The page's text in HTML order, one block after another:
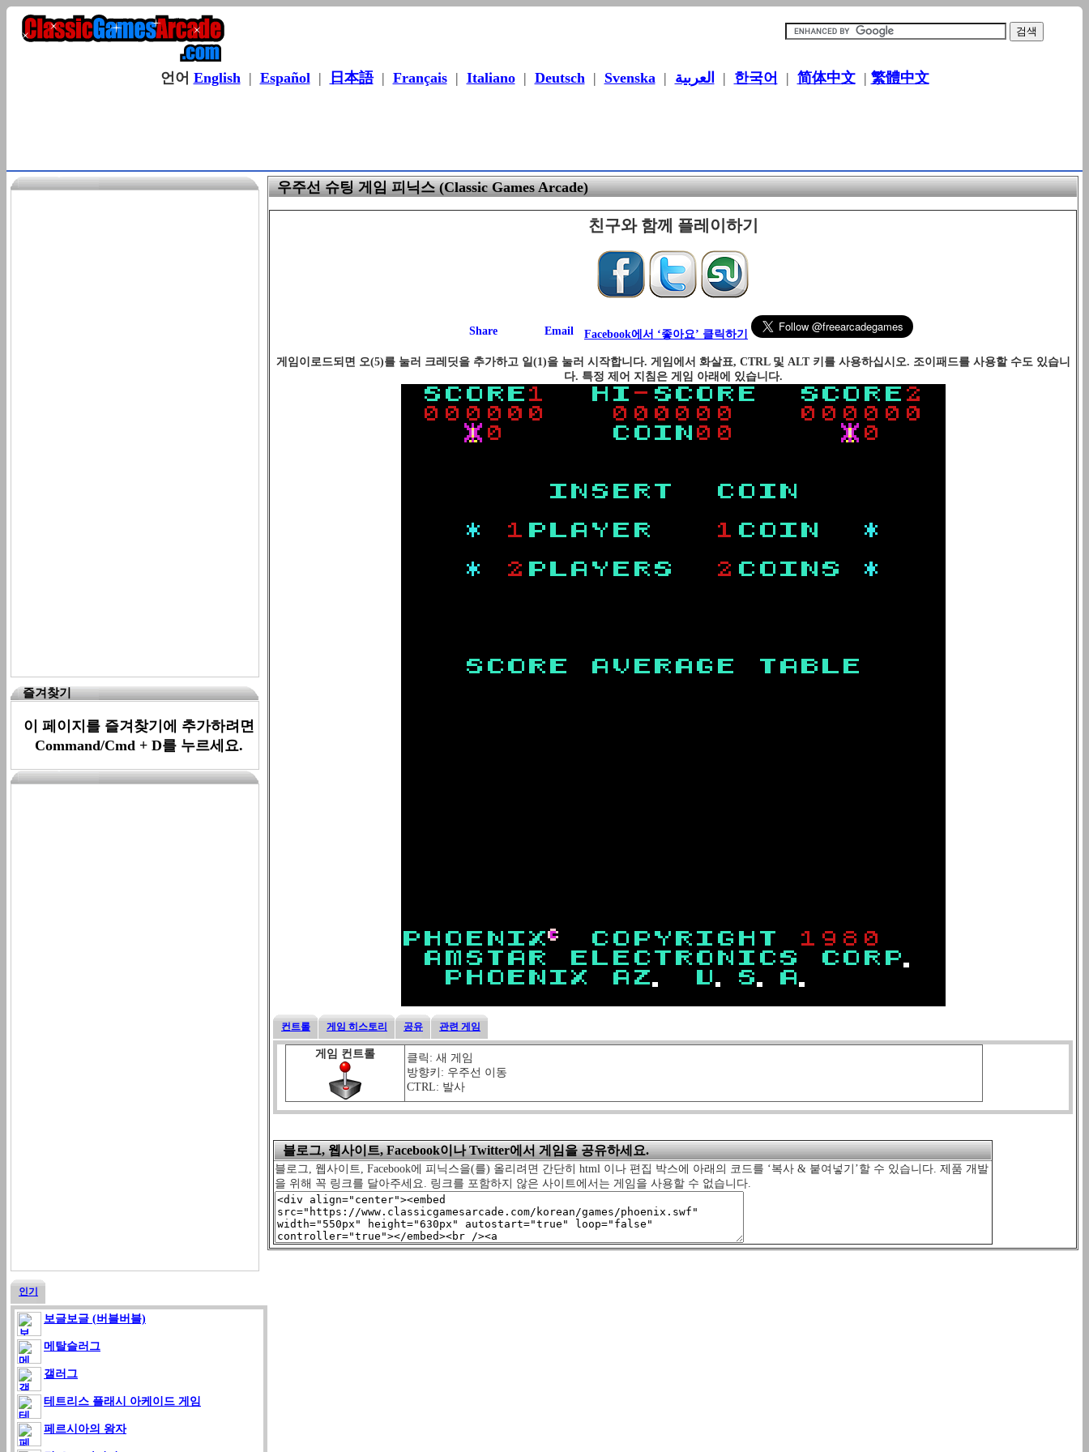
언어 English| Español| 日本語| Français| Italiano| Deutsch| Svenska| العربية | 한국어 | 简体中文| 繁體中文
즐겨찾기
이 페이지를 즐겨찾기에 추가하려면
Command/Cmd + D를 누르세요.
인기
보글보글 (버블버블)
메탈슬러그
갤러그
테트리스 플래시 아케이드 게임
페르시아의 왕자
우주선 슈팅 게임 피닉스 (Classic Games Arcade)
친구와 함께 플레이하기
Facebook에서 ‘좋아요’ 클릭하기
게임이로드되면 오(5)를 눌러 크레딧을 추가하고 일(1)을 눌러 시작합니다. 게임에서 화살표, CTRL 및 ALT 키를 사용하십시오. 조이패드를 사용할 수도 있습니
다. 특정 제어 지침은 게임 아래에 있습니다.
컨트롤 게임 히스토리 공유 관련 게임
게임 컨트롤
클릭: 새 게임
방향키: 우주선 이동
CTRL: 발사
블로그, 웹사이트, Facebook이나 Twitter에서 게임을 공유하세요.
블로그, 웹사이트, Facebook에 피닉스을(를) 올리려면 간단히 html 이나 편집 박스에 아래의 코드를 ‘복사 & 붙여넣기’할 수 있습니다. 제품 개발
을 위해 꼭 링크를 달아주세요. 링크를 포함하지 않은 사이트에서는 게임을 사용할 수 없습니다.